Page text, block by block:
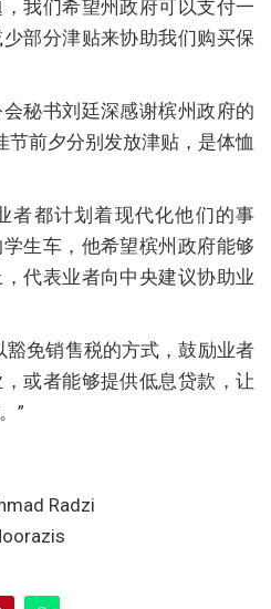
我们希望州政府可以支付一
部分津贴来协助我们购买保
秘书刘廷深感谢槟州政府的
前夕分别发放津贴，是体恤
者都计划着现代化他们的事
生车，他希望槟州政府能够
代表业者向中央建议协助业
豁免销售税的方式，鼓励业者
或者能够提供低息贷款，让
”
Radzi